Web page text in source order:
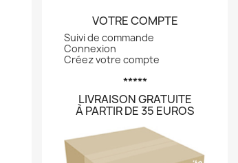
VOTRE COMPTE
Suivi de commande
Connexion
Créez votre compte
*****
LIVRAISON GRATUITE
À PARTIR DE 35 EUROS